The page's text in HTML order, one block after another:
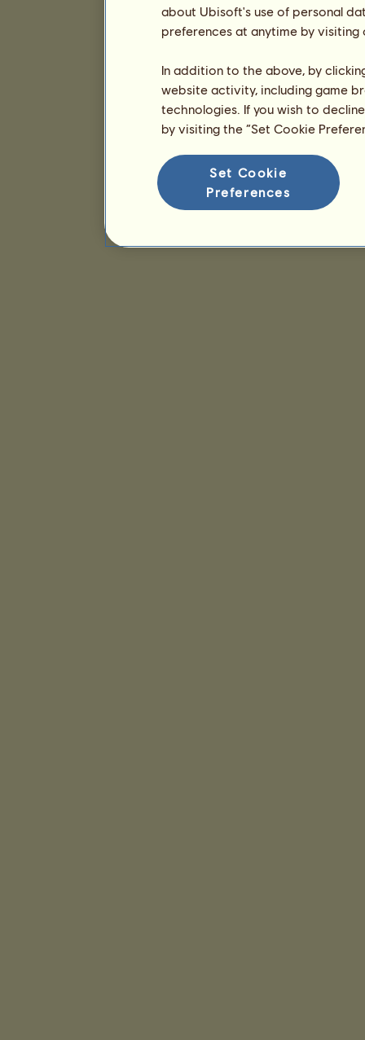
about Ubisoft's use of personal
preferences at anytime by
In addition to the above, by
website activity, including game
technologies. If you wish to
by visiting the “Set Cookie
Set Cookie
Preferences